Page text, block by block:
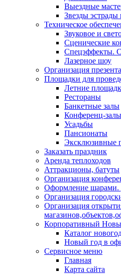
Выездные
Звезды
Техническое
Звуковое и
Сценические
Спецэффекты.
Лазерное шоу
Организация
Площадки для
Летние
Рестораны
Банкетные залы
Конференц-залы
Усадьбы
Пансионаты
Эксклюзивные
Заказать праздник
Аренда теплоходов
Аттракционы, батуты
Организация
Оформление шарами.
Организация
Организация
Корпоративный
Каталог
Новый год в
Сервисное меню
Главная
Карта сайта